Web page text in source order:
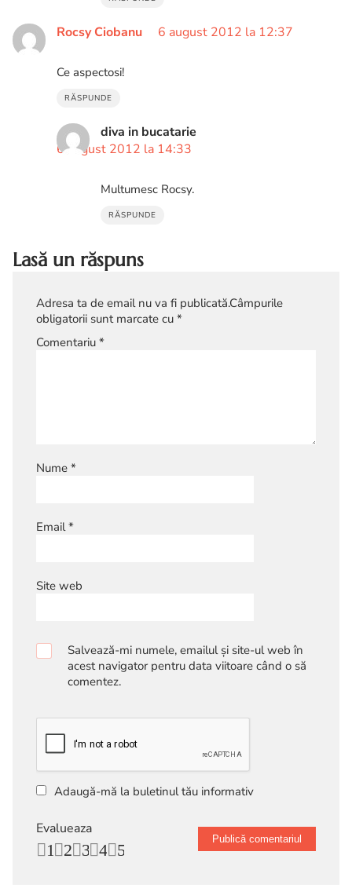
Rocsy Ciobanu 6 august 2012 la 12:37
Ce aspectosi!
RĂSPUNDE
diva in bucatarie
6 august 2012 la 14:33
Multumesc Rocsy.
RĂSPUNDE
Lasă un răspuns
Adresa ta de email nu va fi publicată.Câmpurile
obligatorii sunt marcate cu *
Comentariu *
Nume *
Email*
Site web
Salvează-mi numele, emailul și site-ul web în
acest navigator pentru data viitoare când o să
comentez.
Adaugă-mă la buletinul tău informativ
Evalueaza
5
4
3
2
1